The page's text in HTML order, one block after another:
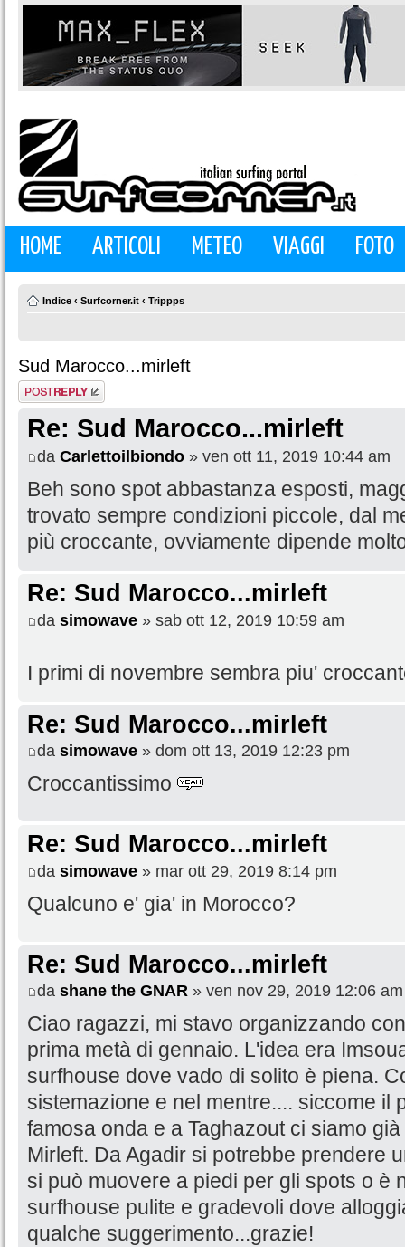
HOME ARTICOLI METEO VIAGGI FOTO
Indice ‹ Surfcorner.it ‹ Trippps
Sud Marocco...mirleft
Rispondi al
messaggio
Re: Sud Marocco...mirleft
da Carlettoilbiondo » ven ott 11, 2019 10:44 am
Beh sono spot abbastanza esposti,
trovato sempre condizioni piccole, dal
più croccante, ovviamente dipende
Re: Sud Marocco...mirleft
da simowave » sab ott 12, 2019 10:59 am
I primi di novembre sembra piu'
Re: Sud Marocco...mirleft
da simowave » dom ott 13, 2019 12:23 pm
Croccantissimo
Re: Sud Marocco...mirleft
da simowave » mar ott 29, 2019 8:14 pm
Qualcuno e' gia' in Morocco?
Re: Sud Marocco...mirleft
da shane the GNAR » ven nov 29, 2019 12:06 am
Ciao ragazzi, mi stavo organizzando
prima metà di gennaio. L'idea era
surfhouse dove vado di solito è piena.
sistemazione e nel mentre.... siccome il
famosa onda e a Taghazout ci siamo
Mirleft. Da Agadir si potrebbe prendere
si può muovere a piedi per gli spots o è
surfhouse pulite e gradevoli dove
qualche suggerimento...grazie!